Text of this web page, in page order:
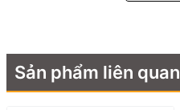
Sản phẩm liên quan